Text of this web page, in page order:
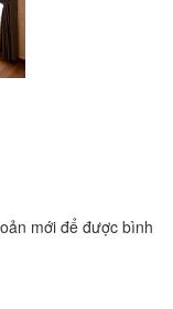
mới để được bình